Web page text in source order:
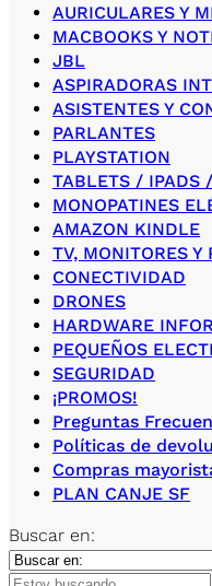
AURICULARES Y
MACBOOKS Y
JBL
ASPIRADORAS
ASISTENTES Y
PARLANTES
PLAYSTATION
TABLETS / IPADS
MONOPATINES
AMAZON KINDLE
TV, MONITORES Y
CONECTIVIDAD
DRONES
HARDWARE
PEQUEÑOS
SEGURIDAD
¡PROMOS!
Preguntas
Políticas de
Compras
PLAN CANJE SF
Buscar en: